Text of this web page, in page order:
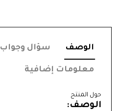
الوصف سؤال وجواب
معلومات إضافية
حول المنتج
الوصف: